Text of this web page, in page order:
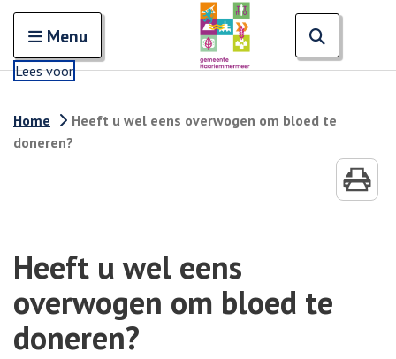
Open en sluit het
Menu
Lees voor
Home
Heeft u wel eens overwogen om bloed te
doneren?
Heeft u wel eens
overwogen om bloed te
doneren?